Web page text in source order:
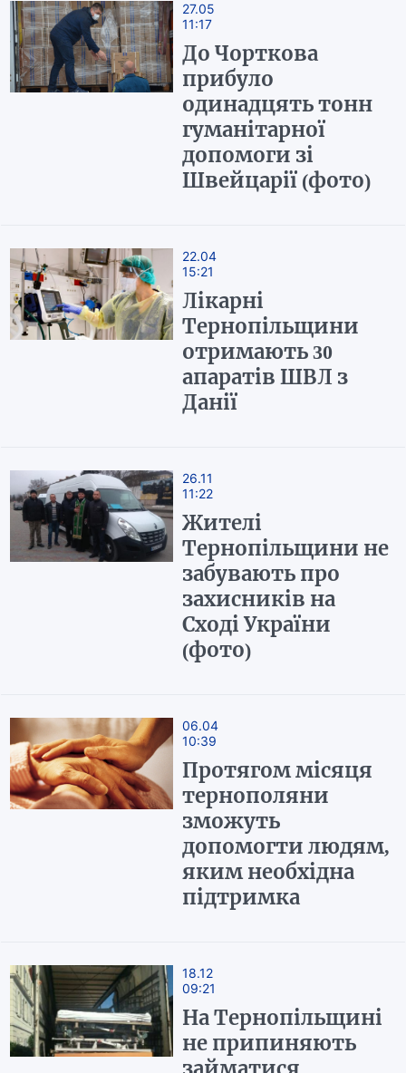
27.05
11:17
До Чорткова
прибуло
одинадцять тонн
гуманітарної
допомоги зі
Швейцарії (фото)
22.04
15:21
Лікарні
Тернопільщини
отримають 30
апаратів ШВЛ з
Данії
26.11
11:22
Жителі
Тернопільщини не
забувають про
захисників на
Сході України
(фото)
06.04
10:39
Протягом місяця
тернополяни
зможуть
допомогти людям,
яким необхідна
підтримка
18.12
09:21
На Тернопільщині
не припиняють